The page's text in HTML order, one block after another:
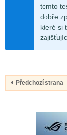
tomto
dobře
které si
Předchozí strana